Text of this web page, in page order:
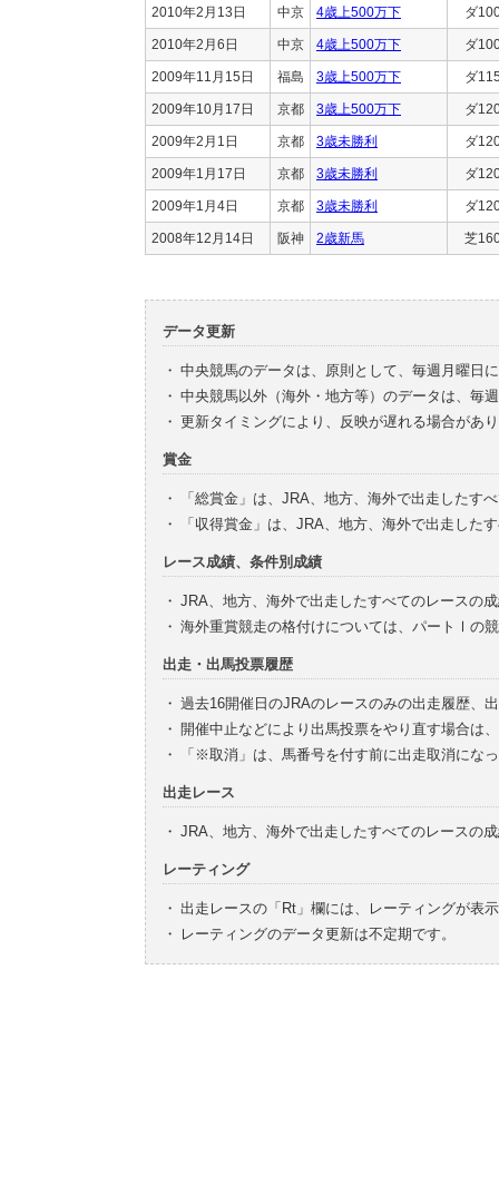
2010年2月13日 中京 4歳上500万下 ダ
2010年2月6日 中京 4歳上500万下 ダ
2009年11月15日 福島 3歳上500万下 ダ
2009年10月17日 京都 3歳上500万下 ダ
2009年2月1日 京都 3歳未勝利 ダ
2009年1月17日 京都 3歳未勝利 ダ
2009年1月4日 京都 3歳未勝利 ダ
2008年12月14日 阪神 2歳新馬 芝
データ更新
・ 中央競馬のデータは、原則として、毎週月曜日
・ 中央競馬以外（海外・地方等）のデータは、毎
・ 更新タイミングにより、反映が遅れる場合があ
賞金
・
「総賞金」は、JRA、地方、海外で出走したす
・
「収得賞金」は、JRA、地方、海外で出走した
レース成績、条件別成績
・ JRA、地方、海外で出走したすべてのレースの
・ 海外重賞競走の格付けについては、パートⅠの
出走・出馬投票履歴
・ 過去16開催日のJRAのレースのみの出走履歴、
・ 開催中止などにより出馬投票をやり直す場合は
・
「※取消」は、馬番号を付す前に出走取消にな
出走レース
・ JRA、地方、海外で出走したすべてのレースの
レーティング
・ 出走レースの「Rt」欄には、レーティングが表
・
レーティングのデータ更新は不定期です。